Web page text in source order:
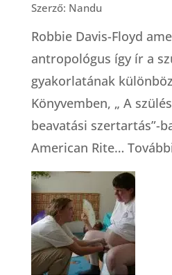
Szerző: Nandu
Robbie Davis-Floyd
antropológus így ír a
gyakorlatának
Könyvemben, „ A
beavatási szertartás”-
American Rite…